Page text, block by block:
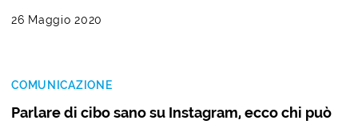
26 Maggio 2020
COMUNICAZIONE
Parlare di cibo sano su Instagram, ecco chi può